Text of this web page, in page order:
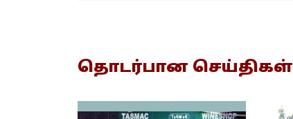
தொடர்பான செய்திகள்